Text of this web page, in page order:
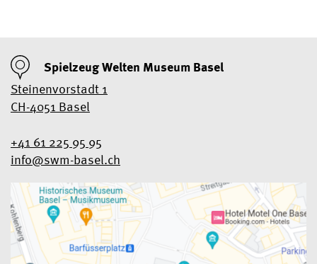
Spielzeug Welten Museum Basel
Steinenvorstadt 1
CH-4051 Basel
+41 61 225 95 95
info@swm-basel.ch